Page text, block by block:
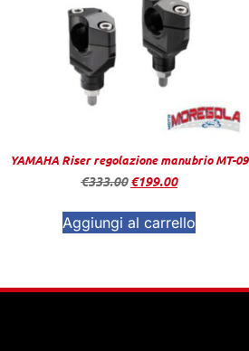
YAMAHA Riser regolazione manubrio MT-09
€333.00 €199.00
Aggiungi al carrello